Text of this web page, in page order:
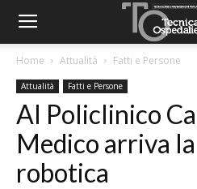
Home Attualità Fatti e Persone
Attualità Fatti e Persone
Al Policlinico
Medico arriva
robotica